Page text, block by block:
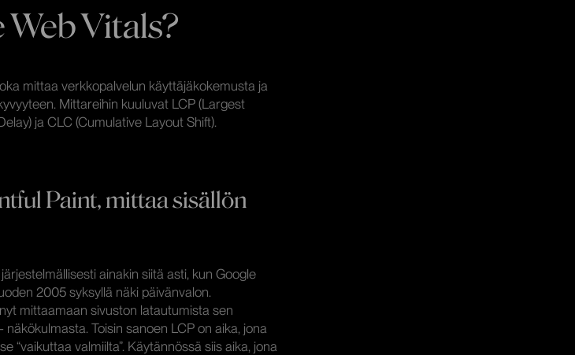
Vitals?
mittaa verkkopalvelun käyttäjäkokemusta ja
Mittareihin kuuluvat LCP (Largest
ja CLC (Cumulative Layout Shift).
Paint, mittaa sisällön
ainakin siitä asti, kun Google
2005 syksyllä näki päivänvalon.
mittaamaan sivuston latautumista sen
Toisin sanoen LCP on aika, jona
“vaikuttaa valmiilta”. Käytännössä siis aika, jona